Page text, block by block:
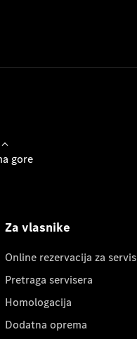
gore
Za vlasnike
Online rezervacija za servis
Pretraga servisera
Homologacija
Dodatna oprema